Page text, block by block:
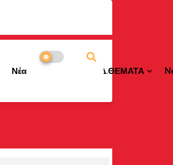
ΝέαΠΕΡΙΟΧΩΝ ΕΙΔ.ΘΕΜΑΤΑ